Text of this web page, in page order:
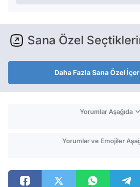
Sana Özel
Daha Fazla Sana Özel
Yorumlar Aşağıda
Yorumlar ve Emojiler